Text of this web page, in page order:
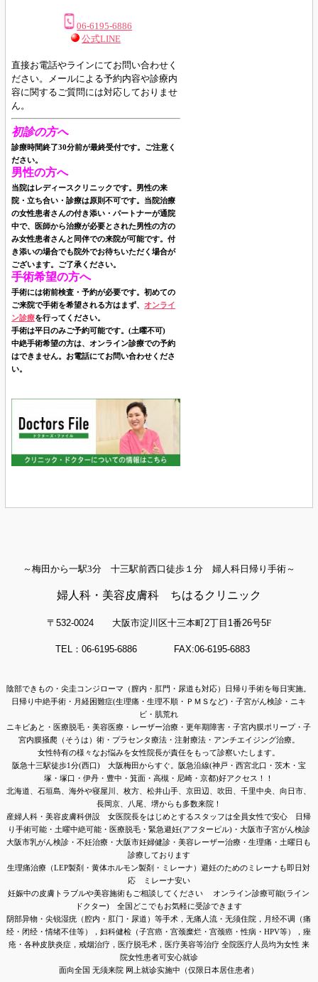
06-6195-6886
公式LINE
直接お電話やラインにてお問い合わせく
ださい。
メールによる予約内容や診療内
容に関するご質問には対応しておりませ
ん。
初診の方へ
診療時間終了30分前が最終受付です。ご注意く
ださい。
男性の方へ
当院はレディースクリニックです。男性の来
院・立ち合い・診療は原則不可です。当院治療
の女性患者さんの付き添い・パートナーが通院
中で、医師から治療が必要とされた男性の方の
み女性患者さんと同伴での来院が可能です。付
き添いの場合でも院外でお待ちいただく場合が
ございます。ご了承ください。
手術希望の方へ
手術には術前検査・予約が必要です。初めての
ご来院で手術を希望される方はまず、 オンライ
ン診療を行ってください。
手術は平日のみご予約可能です。(土曜不可)
中絶手術希望の方は、オンライン診療での予約
はできません。お電話にてお問い合わせくださ
い。
～梅田から一駅3分 十三駅前西口徒歩１分 婦人科日帰り手術～
婦人科・美容皮膚科 ちはるクリニック
〒532-0024 大阪市淀川区十三本町2丁目 1番26号5F
TEL：06-6195-6886 FAX:06-6195-6883
陰部できもの・尖圭コンジローマ（膣内・肛門・尿道も対応）日帰り手術を毎日実施。
日帰り中絶手術・月経困難症(生理痛・生理不順・ＰＭＳなど)・子宮がん検診・ニキ
ビ・肌荒れ
ニキビあと・医療脱毛・美容医療・レーザー治療・更年期障害・子宮内膜ポリープ・子
宮内膜掻爬（そうは）術・ プラセンタ療法・注射療法・アンチエイジング治療。
女性特有の様々なお悩みを女性院長が責任をもって診察いたします。
阪急十三駅徒歩1分(西口) 大阪梅田からすぐ。阪急沿線(神戸・西宮北口・茨木・宝
塚・塚口・伊丹・豊中・箕面・高槻・尼崎・京都)好アクセス！！
北海道、石垣島、海外や寝屋川、枚方、松井山手、京田辺、吹田、千里中央、向日市、
長岡京、八尾、堺からも多数来院！
産婦人科・美容皮膚科併設 女医院長をはじめとするスタッフは全員女性で安心 日帰
り手術可能・土曜中絶可能・医療脱毛・緊急避妊(アフターピル)・大阪市子宮がん検診
大阪市乳がん検診・不妊治療・大阪市妊婦健診・美容レーザー治療・生理痛・土曜日も
診療しております
生理痛治療（LEP製剤・黄体ホルモン製剤・ミレーナ）避妊のためのミレーナも即日対
応 ミレーナ安い
妊娠中の皮膚トラブルや美容施術もご相談してください オンライン診療可能(ライン
ドクター) 全国どこでもお気軽に受診できます
阴部异物・尖锐湿疣（腔内 ・肛门・尿道）等手术，无痛人流 ・无须住院，月经不调（痛
经・闭经・情绪不佳等），妇科健检（子宫癌・宫颈糜烂・宫颈癌・性病・HPV等），痤
疮・各种皮肤炎症，戒烟治疗，医疗脱毛术，医疗美容等治疗 全院医疗人员均为女性 来
院女性患者可安心就诊
面向全国 无须来院 网上就诊实施中（仅限日本居住患者）